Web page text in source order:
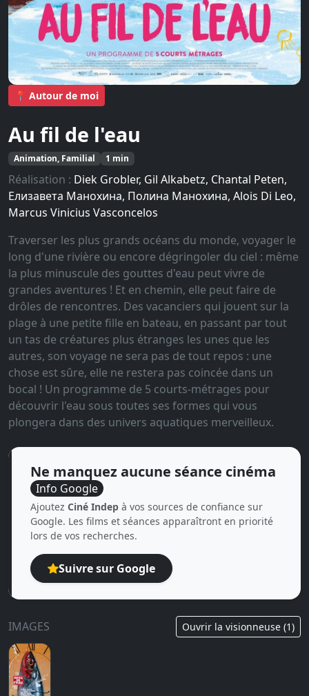
📍 Autour de moi
Au fil de l'eau
Animation, Familial 1 min
Réalisation : Diek Grobler, Gil Alkabetz, Chantal Peten,
Елизавета Манохина, Полина Манохина, Alois Di Leo,
Marcus Vinicius Vasconcelos
Traverser les plus grands océans du monde, voyager le
long d'une rivière ou encore dégringoler du ciel : même
la plus minuscule des gouttes d'eau peut vivre de
grandes aventures ! Et en chemin, elle peut faire de
drôles de rencontres. Des vacanciers qui jouent sur la
plage à une petite fille en bateau, en passant par tout
un tas de créatures plus étranges les unes que les
autres, son voyage ne sera pas de tout repos : une
chose est sûre, elle ne restera pas coincée dans un
bocal ! Un programme de 5 courts-métrages pour
découvrir l'eau sous toutes ses formes qui vous
plongera dans des univers aquatiques merveilleux.
Ne manquez aucune séance cinéma
Info Google
Ajoutez Ciné Indep à vos sources de confiance sur
Google. Les films et séances apparaîtront en priorité
lors de vos recherches.
Suivre sur Google
IMAGES Ouvrir la visionneuse (1)